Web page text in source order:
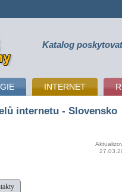
Katalog
INTERNET
internetu - Slovensko